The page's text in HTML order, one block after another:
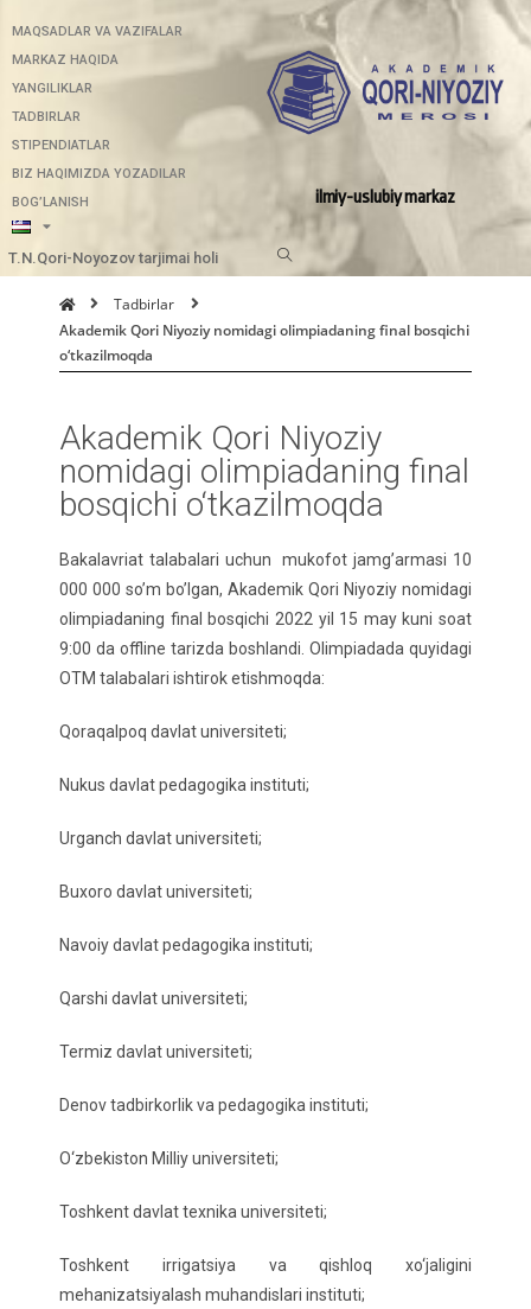
MAQSADLAR VA VAZIFALAR
MARKAZ HAQIDA
YANGILIKLAR
TADBIRLAR
STIPENDIATLAR
BIZ HAQIMIZDA YOZADILAR
BOG’LANISH
ilmiy-uslubiy markaz
T.N.Qori-Noyozov tarjimai holi
Tadbirlar
Akademik Qori Niyoziy nomidagi olimpiadaning final bosqichi
o‘tkazilmoqda
Akademik Qori Niyoziy
nomidagi olimpiadaning final
bosqichi o‘tkazilmoqda
Bakalavriat talabalari uchun mukofot jamg’armasi 10
000 000 so’m bo’lgan, Akademik Qori Niyoziy nomidagi
olimpiadaning final bosqichi 2022 yil 15 may kuni soat
9:00 da offline tarizda boshlandi. Olimpiadada quyidagi
OTM talabalari ishtirok etishmoqda:
Qoraqalpoq davlat universiteti;
Nukus davlat pedagogika instituti;
Urganch davlat universiteti;
Buxoro davlat universiteti;
Navoiy davlat pedagogika instituti;
Qarshi davlat universiteti;
Termiz davlat universiteti;
Denov tadbirkorlik va pedagogika instituti;
O‘zbekiston Milliy universiteti;
Toshkent davlat texnika universiteti;
Toshkent irrigatsiya va qishloq xo‘jaligini
mehanizatsiyalash muhandislari instituti;